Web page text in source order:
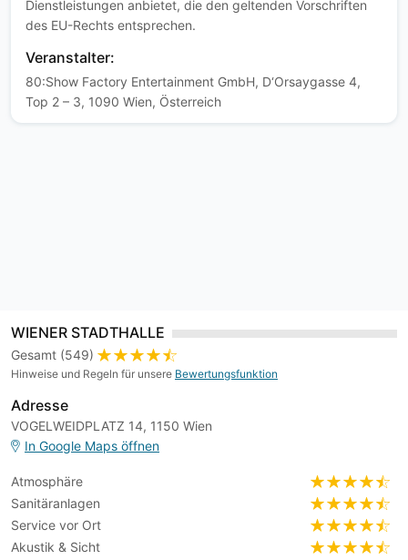
Dienstleistungen anbietet, die den geltenden Vorschriften
des EU-Rechts entsprechen.
Veranstalter:
80:Show Factory Entertainment GmbH, D‘Orsaygasse 4,
Top 2 – 3, 1090 Wien, Österreich
WIENER STADTHALLE
Gesamt (549)
Hinweise und Regeln für unsere Bewertungsfunktion
Adresse
VOGELWEIDPLATZ 14, 1150 Wien
In Google Maps öffnen
Atmosphäre
Sanitäranlagen
Service vor Ort
Akustik & Sicht